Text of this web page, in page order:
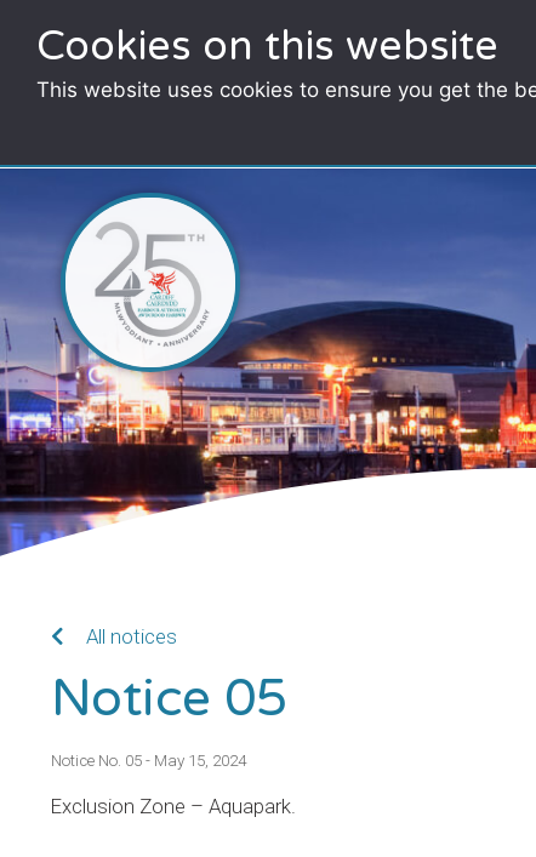
Cookies on this website
This website uses cookies to ensure you get the
All notices
Notice 05
Notice No. 05 - May 15, 2024
Exclusion Zone – Aquapark.